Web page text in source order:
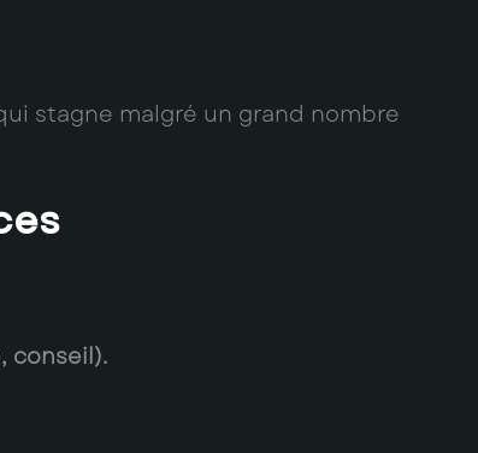
stagne malgré un grand nombre
conseil).